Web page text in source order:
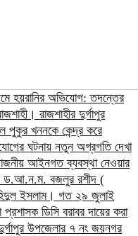
হয়রানির অভিযোগ: তদন্তের
রাজশাহীর দুর্গাপুর
পুকুর খননকে কেন্দ্র করে
ঘটনায় নতুন অগ্রগতি দেখা
আইনগত ব্যবস্থা নেওয়ার
ড.আ.ন.ম. বজলুর রশীদ (
ইসলাম। গত ২৯ জুলাই
ডিসি বরাবর দায়ের করা
উপজেলার ৭ নং জয়নগর